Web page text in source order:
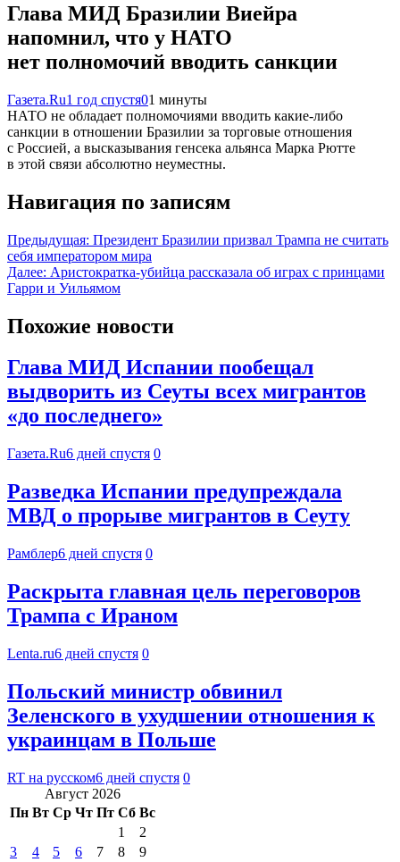
Глава МИД Бразилии Виейра
напомнил, что у НАТО
нет полномочий вводить санкции
Газета.Ru1 год спустя01 минуты
НАТО не обладает полномочиями вводить какие-либо
санкции в отношении Бразилии за торговые отношения
с Россией, а высказывания генсека альянса Марка Рютте
в этой связи абсолютно неуместны.
Навигация по записям
Предыдущая: Президент Бразилии призвал Трампа не считать
себя императором мира
Далее: Аристократка-убийца рассказала об играх с принцами
Гарри и Уильямом
Похожие новости
Глава МИД Испании пообещал
выдворить из Сеуты всех мигрантов
«до последнего»
Газета.Ru6 дней спустя 0
Разведка Испании предупреждала
МВД о прорыве мигрантов в Сеуту
Рамблер6 дней спустя 0
Раскрыта главная цель переговоров
Трампа с Ираном
Lenta.ru6 дней спустя 0
Польский министр обвинил
Зеленского в ухудшении отношения к
украинцам в Польше
RT на русском6 дней спустя 0
Август 2026
Пн Вт Ср Чт Пт Сб Вс
1
2
3
4 5 6 7 8
9